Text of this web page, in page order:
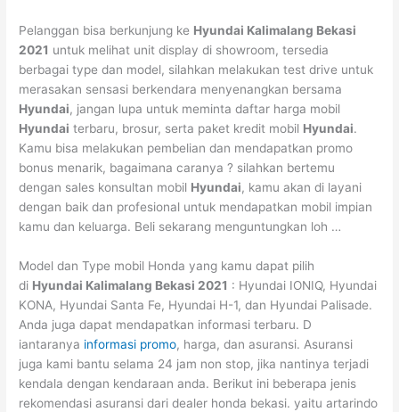
Pelanggan bisa berkunjung ke Hyundai Kalimalang Bekasi
2021 untuk melihat unit display di showroom, tersedia
berbagai type dan model, silahkan melakukan test drive untuk
merasakan sensasi berkendara menyenangkan bersama
Hyundai, jangan lupa untuk meminta daftar harga mobil
Hyundai terbaru, brosur, serta paket kredit mobil Hyundai.
Kamu bisa melakukan pembelian dan mendapatkan promo
bonus menarik, bagaimana caranya ? silahkan bertemu
dengan sales konsultan mobil Hyundai, kamu akan di layani
dengan baik dan profesional untuk mendapatkan mobil impian
kamu dan keluarga. Beli sekarang menguntungkan loh …
Model dan Type mobil Honda yang kamu dapat pilih
di Hyundai Kalimalang Bekasi 2021 : Hyundai IONIQ, Hyundai
KONA, Hyundai Santa Fe, Hyundai H-1, dan Hyundai Palisade.
Anda juga dapat mendapatkan informasi terbaru. D
iantaranya informasi promo, harga, dan asuransi. Asuransi
juga kami bantu selama 24 jam non stop, jika nantinya terjadi
kendala dengan kendaraan anda. Berikut ini beberapa jenis
rekomendasi asuransi dari dealer honda bekasi. yaitu artarindo